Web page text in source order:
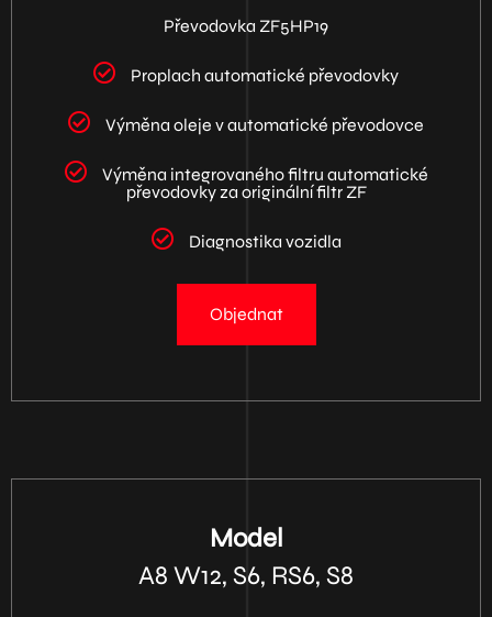
Převodovka ZF5HP19
Proplach automatické převodovky
Výměna oleje v automatické převodovce
Výměna integrovaného filtru automatické
převodovky za originální filtr ZF
Diagnostika vozidla
Objednat
Model
A8 W12, S6, RS6, S8